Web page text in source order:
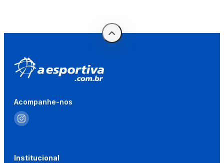
Acompanhe-nos
Institucional